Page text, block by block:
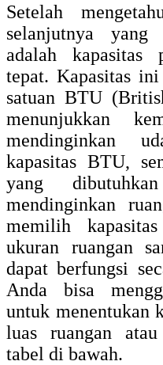
Setelah
selanjutnya
adalah kapasitas
tepat. Kapasitas
satuan BTU
menunjukkan
mendinginkan
kapasitas BTU,
yang
mendinginkan
memilih
ukuran ruangan
dapat berfungsi
Anda bisa
untuk menentukan
luas ruangan atau
tabel di bawah.